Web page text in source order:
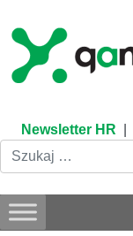
content
Newsletter HR